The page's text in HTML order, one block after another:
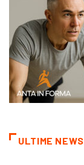
ULTIME NEWS